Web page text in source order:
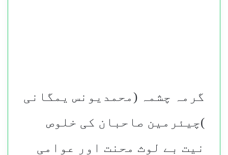
گرمہ چشمہ (محمدیونس یمگانی
)چیئرمین صاحبان کی خلوص
نیت بے لوث محنت اور عوامی